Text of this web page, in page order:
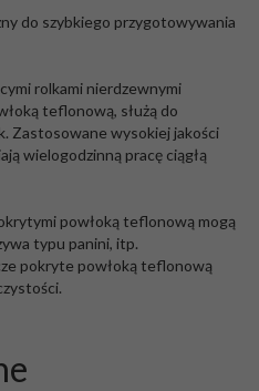
do szybkiego przygotowywania
rolkami nierdzewnymi
teflonową, służą do
Zastosowane wysokiej jakości
wielogodzinną pracę ciągłą
powłoką teflonową mogą
typu panini, itp.
pokryte powłoką teflonową